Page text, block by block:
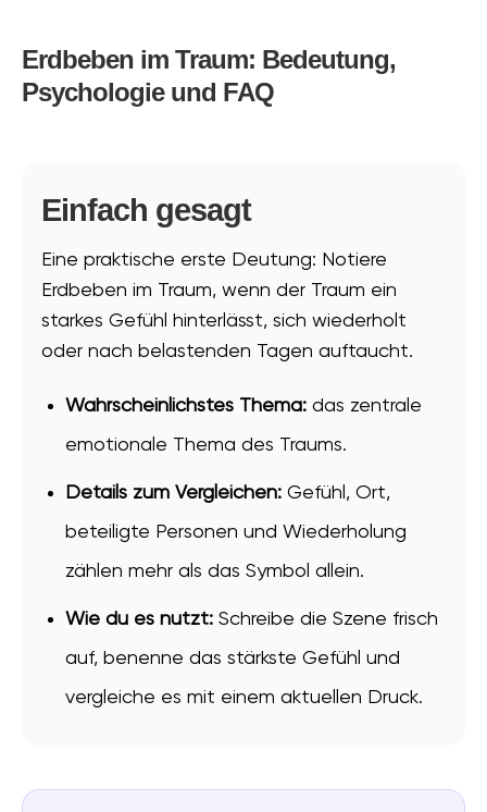
Erdbeben im Traum: Bedeutung,
Psychologie und FAQ
Einfach gesagt
Eine praktische erste Deutung: Notiere
Erdbeben im Traum, wenn der Traum ein
starkes Gefühl hinterlässt, sich wiederholt
oder nach belastenden Tagen auftaucht.
Wahrscheinlichstes Thema: das zentrale
emotionale Thema des Traums.
Details zum Vergleichen: Gefühl, Ort,
beteiligte Personen und Wiederholung
zählen mehr als das Symbol allein.
Wie du es nutzt: Schreibe die Szene frisch
auf, benenne das stärkste Gefühl und
vergleiche es mit einem aktuellen Druck.